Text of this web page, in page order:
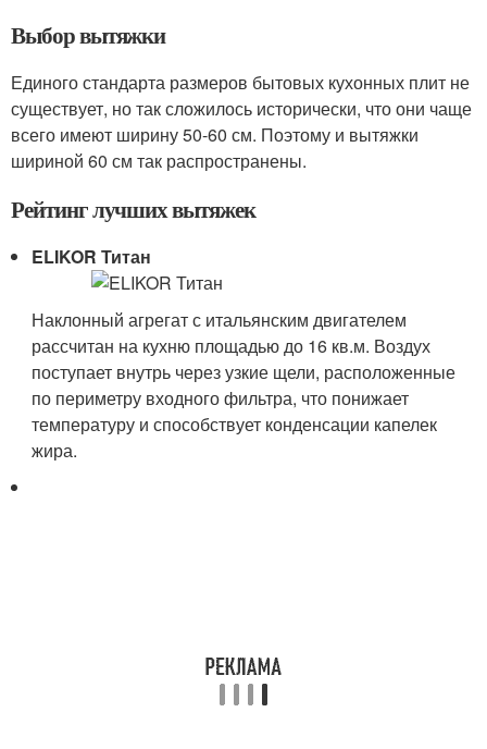
Выбор вытяжки
Единого стандарта размеров бытовых кухонных плит не
существует, но так сложилось исторически, что они чаще
всего имеют ширину 50-60 см. Поэтому и вытяжки
шириной 60 см так распространены.
Рейтинг лучших вытяжек
ELIKOR Титан
Наклонный агрегат с итальянским двигателем
рассчитан на кухню площадью до 16 кв.м. Воздух
поступает внутрь через узкие щели, расположенные
по периметру входного фильтра, что понижает
температуру и способствует конденсации капелек
жира.